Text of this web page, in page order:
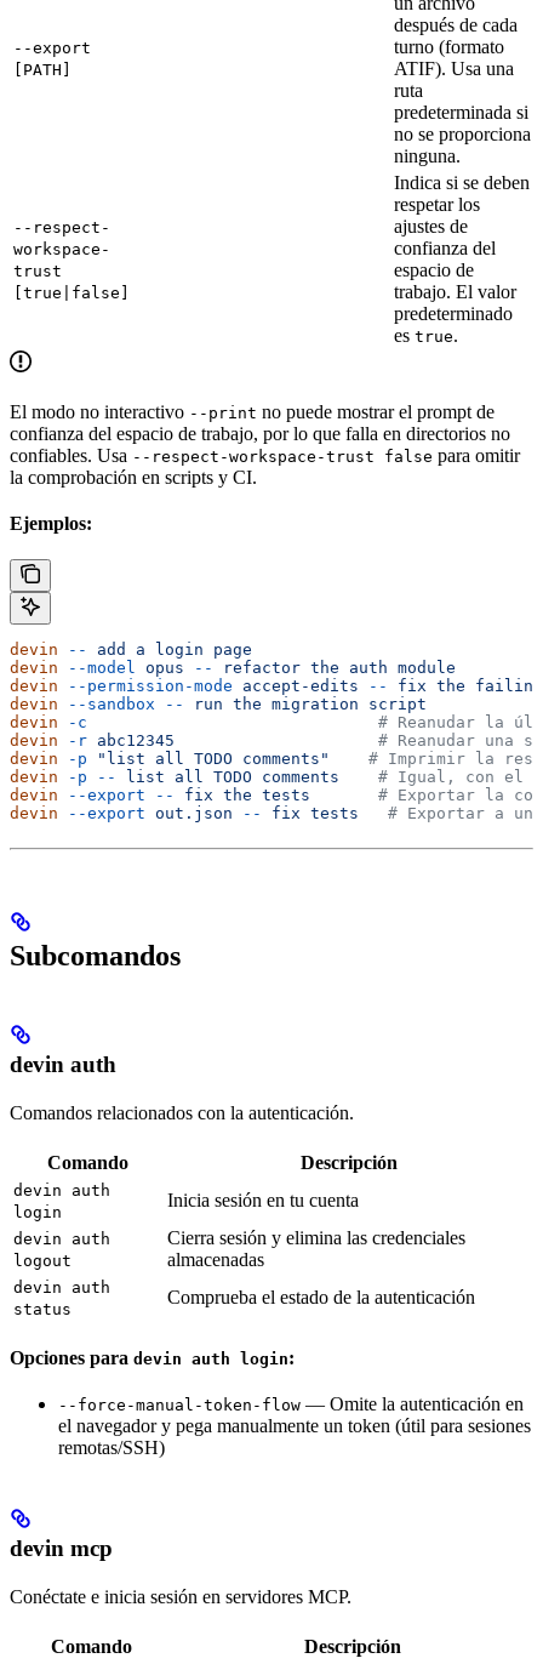
--export
[PATH]
después de cada
turno (formato
ATIF). Usa una
ruta
predeterminada si
no se proporciona
ninguna.
--respect-
workspace-
trust
[true|false]
Indica si se deben
respetar los
ajustes de
confianza del
espacio de
trabajo. El valor
predeterminado
es true.
El modo no interactivo --print no puede mostrar el prompt de
confianza del espacio de trabajo, por lo que falla en directorios no
confiables. Usa --respect-workspace-trust false para omitir
la comprobación en scripts y CI.
Ejemplos:
devin -- add a login page
devin --model opus -- refactor the auth module
devin --permission-mode accept-edits -- fix the failing
devin --sandbox -- run the migration script
devin -c
# Reanudar la
devin -r abc12345
# Reanudar una
devin -p "list all TODO comments"
# Imprimir la
devin -p -- list all TODO comments
# Igual, con el
devin --export -- fix the tests
# Exportar la
devin --export out.json -- fix tests
# Exportar a un
Subcomandos
devin auth
Comandos relacionados con la autenticación.
Comando Descripción
devin auth
login
Inicia sesión en tu cuenta
devin auth
logout
Cierra sesión y elimina las credenciales
almacenadas
devin auth
status
Comprueba el estado de la autenticación
Opciones para devin auth login:
--force-manual-token-flow — Omite la autenticación en
el navegador y pega manualmente un token (útil para sesiones
remotas/SSH)
devin mcp
Conéctate e inicia sesión en servidores MCP.
Comando Descripción